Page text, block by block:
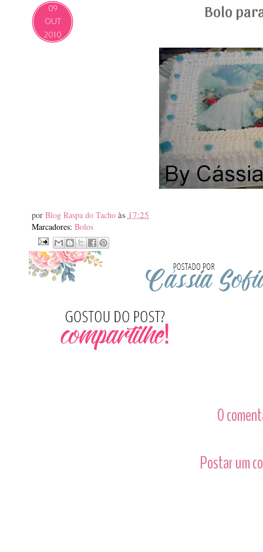
09
OUT
2010
Bolo
por Blog Raspa do Tacho às 17:25
Marcadores: Bolos
0
Postar um